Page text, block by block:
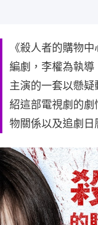
《殺人者的購物
編劇，李權為執
主演的一套以懸
紹這部電視劇的
物關係以及追劇日